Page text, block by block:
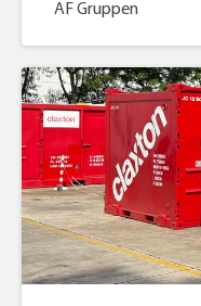
AF Gruppen